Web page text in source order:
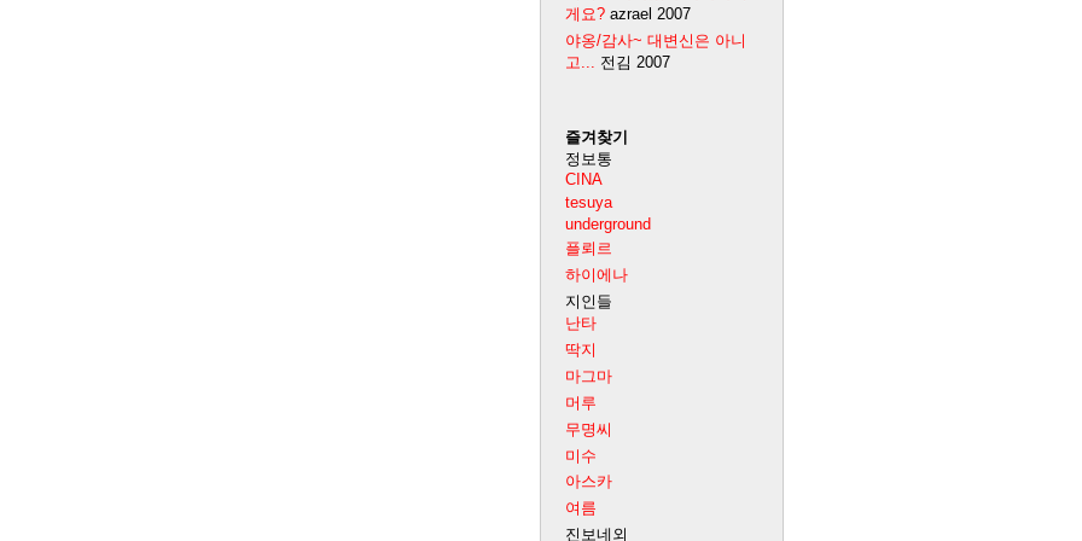
게요? azrael 2007
야옹/감사~ 대변신은 아니
고...
전김 2007
즐겨찾기
정보통
CINA
tesuya
underground
플뢰르
하이에나
지인들
난타
딱지
마그마
머루
무명씨
미수
아스카
여름
진보네외